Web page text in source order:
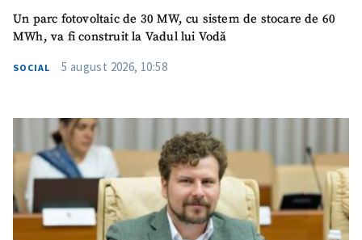
Un parc fotovoltaic de 30 MW, cu sistem de stocare de 60
MWh, va fi construit la Vadul lui Vodă
SOCIAL 5 august 2026, 10:58